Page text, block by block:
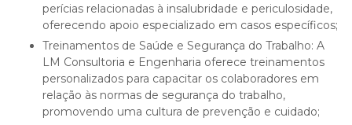
perícias relacionadas à insalubridade e periculosidade,
oferecendo apoio especializado em casos específicos;
Treinamentos de Saúde e Segurança do Trabalho: A
LM Consultoria e Engenharia oferece treinamentos
personalizados para capacitar os colaboradores em
relação às normas de segurança do trabalho,
promovendo uma cultura de prevenção e cuidado;